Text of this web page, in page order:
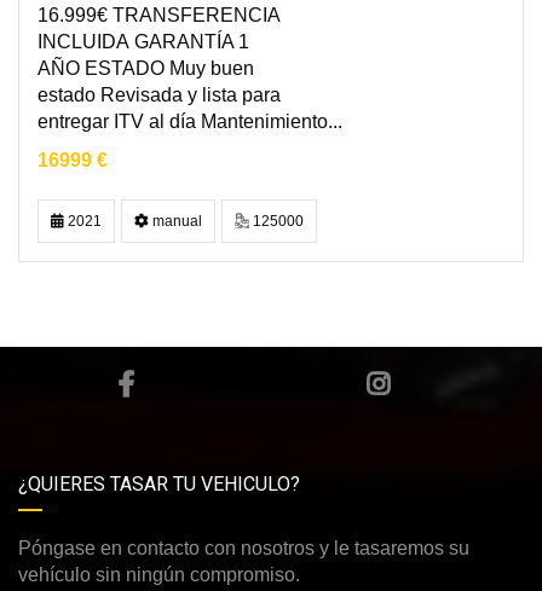
16.999€ TRANSFERENCIA
INCLUIDA GARANTÍA 1
AÑO ESTADO Muy buen
estado Revisada y lista para
entregar ITV al día Mantenimiento...
16999 €
2021 manual 125000
¿QUIERES TASAR TU VEHICULO?
Póngase en contacto con nosotros y le tasaremos su
vehículo sin ningún compromiso.